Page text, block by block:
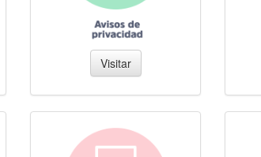
Visitar